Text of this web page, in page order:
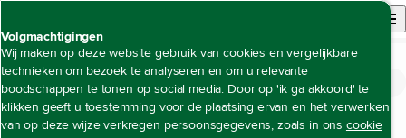
Volgmachtigingen
Wij maken op deze website gebruik van cookies en vergelijkbare
technieken om bezoek te analyseren en om u relevante
boodschappen te tonen op social media. Door op 'ik ga akkoord' te
klikken geeft u toestemming voor de plaatsing ervan en het verwerken
van op deze wijze verkregen persoonsgegevens, zoals in ons cookie
Open site
Open content navigation
Jaarrekening
Toelichting op de geconsolideerde jaarrekening
Noot 36 Gebeurtenissen na balansdatum
Noot 36 Gebeurtenissen na
balansdatum